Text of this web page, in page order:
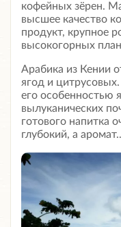
кофейных зёрен.
высшее качество
продукт, крупное
высокогорных
Арабика из Кении
ягод и
его особенностью
вылуканических
готового напитка
глубокий, а